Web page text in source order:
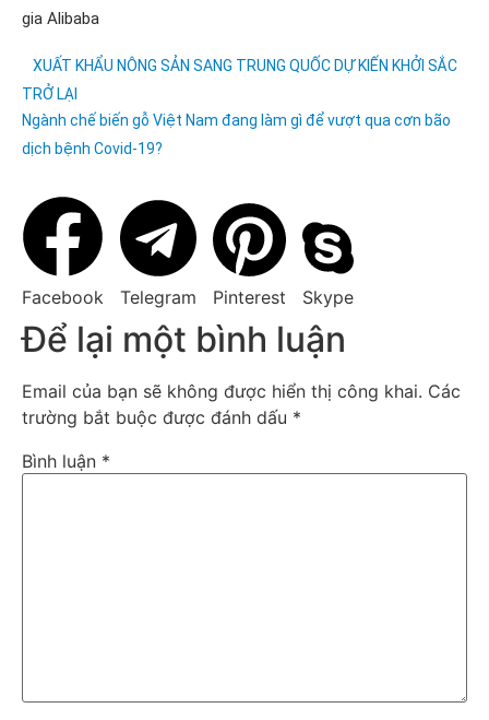
gia Alibaba
XUẤT KHẨU NÔNG SẢN SANG TRUNG QUỐC DỰ KIẾN KHỞI SẮC
TRỞ LẠI
Ngành chế biến gỗ Việt Nam đang làm gì để vượt qua cơn bão
dịch bệnh Covid-19?
Facebook Telegram Pinterest Skype
Để lại một bình luận
Email của bạn sẽ không được hiển thị công khai. Các
trường bắt buộc được đánh dấu *
Bình luận *